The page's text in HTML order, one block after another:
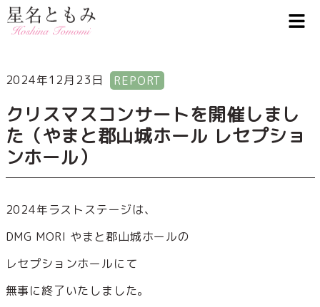
2024年12月23日 REPORT
クリスマスコンサートを開催しまし
た（やまと郡山城ホール レセプショ
ンホール）
2024年ラストステージは、
DMG MORI やまと郡山城ホールの
レセプションホールにて
無事に終了いたしました。